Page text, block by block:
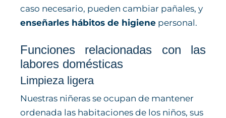
caso necesario, pueden cambiar pañales, y
enseñarles hábitos de higiene personal.
Funciones relacionadas con las
labores domésticas
Limpieza ligera
Nuestras niñeras se ocupan de mantener
ordenada las habitaciones de los niños, sus